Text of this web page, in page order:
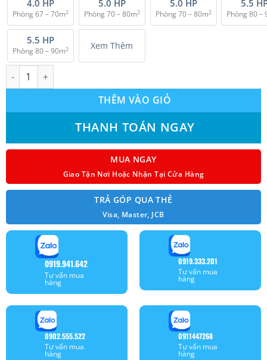
4.0 HP
Phòng 67 – 70m2
5.0 HP
Phòng 70 – 80m2
5.0 HP
Phòng 70 – 80m2
5.5
Phòng 80 –
5.5 HP
Phòng 80 – 90m2 Xem Thêm
Máy lạnh giấu trần nối ống gió Panasonic S-3448PF3H/U-
THÊM VÀO GIỎ
THANH TOÁN NGAY
MUA NGAY
Giao Tận Nơi Hoặc Nhận Tại Cửa Hàng
TRẢ GÓP QUA THẺ
Visa, Master, JCB
0919.941.642
Tư vấn mua
hàng
0919.333.201
Tư vấn mua
hàng
0902.555.522
Tư vấn mua
hàng
0911447268
Tư vấn mua
hàng